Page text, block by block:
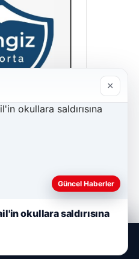
×
Güncel Haberler
okullara saldırısına